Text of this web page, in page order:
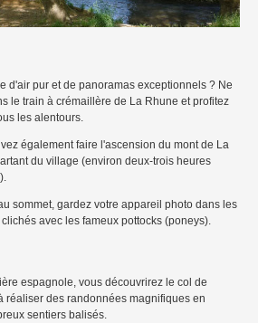
d'air pur et de panoramas exceptionnels ? Ne
le train à crémaillère de La Rhune et profitez
les alentours.
également faire l'ascension du mont de La
du village (environ deux-trois heures
sommet, gardez votre appareil photo dans les
avec les fameux pottocks (poneys).
espagnole, vous découvrirez le col de
réaliser des randonnées magnifiques en
sentiers balisés.